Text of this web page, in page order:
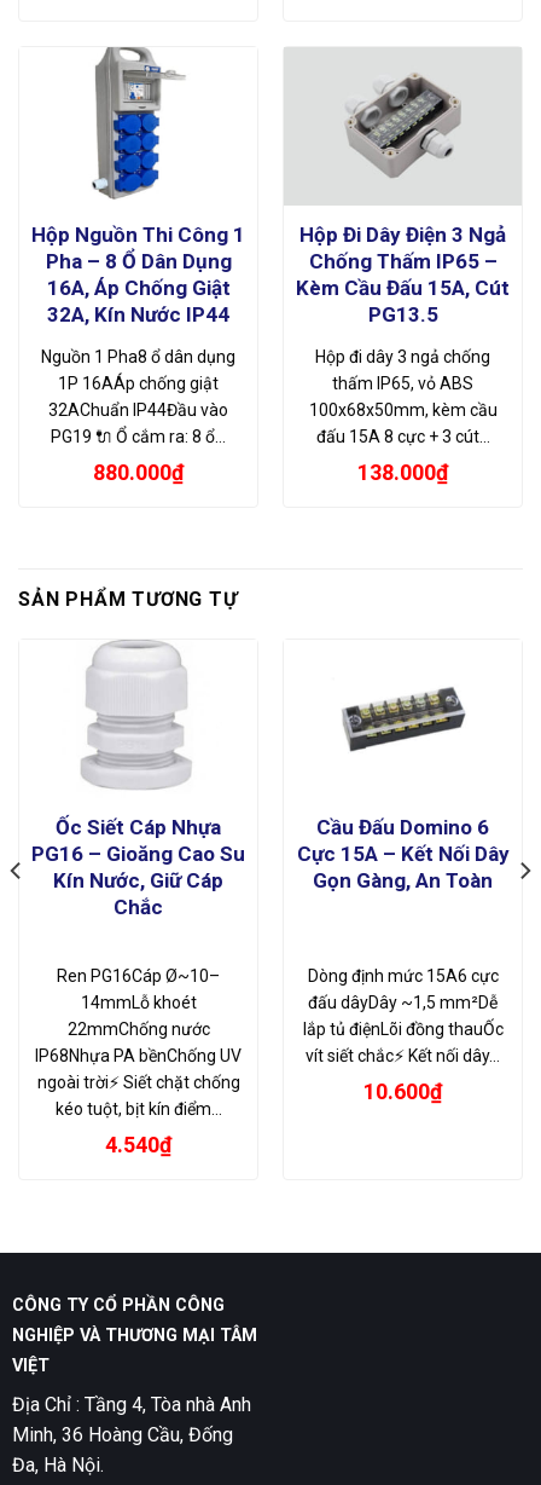
480.000₫.là:
Hộp Nguồn Thi Công 1
Pha – 8 Ổ Dân Dụng
16A, Áp Chống Giật
32A, Kín Nước IP44
Nguồn 1 Pha8 ổ dân dụng
1P 16AÁp chống giật
32AChuẩn IP44Đầu vào
PG19 🔌 Ổ cắm ra: 8 ổ…
880.000₫
Hộp Đi Dây Điện 3 Ngả
Chống Thấm IP65 –
Kèm Cầu Đấu 15A, Cút
PG13.5
Hộp đi dây 3 ngả chống
thấm IP65, vỏ ABS
100x68x50mm, kèm cầu
đấu 15A 8 cực + 3 cút…
138.000₫
SẢN PHẨM TƯƠNG TỰ
Ốc Siết Cáp Nhựa
PG16 – Gioăng Cao Su
Kín Nước, Giữ Cáp
Chắc
Ren PG16Cáp Ø~10–
14mmLỗ khoét
22mmChống nước
IP68Nhựa PA bềnChống UV
ngoài trời⚡ Siết chặt chống
kéo tuột, bịt kín điểm…
4.540₫
Cầu Đấu Domino 6
Cực 15A – Kết Nối Dây
Gọn Gàng, An Toàn
Dòng định mức 15A6 cực
đấu dâyDây ~1,5 mm²Dễ
lắp tủ điệnLõi đồng thauỐc
vít siết chắc⚡ Kết nối dây…
10.600₫
CÔNG TY CỔ PHẦN CÔNG
NGHIỆP VÀ THƯƠNG MẠI TÂM
VIỆT
Địa Chỉ : Tầng 4, Tòa nhà Anh
Minh, 36 Hoàng Cầu, Đống
Đa, Hà Nội.